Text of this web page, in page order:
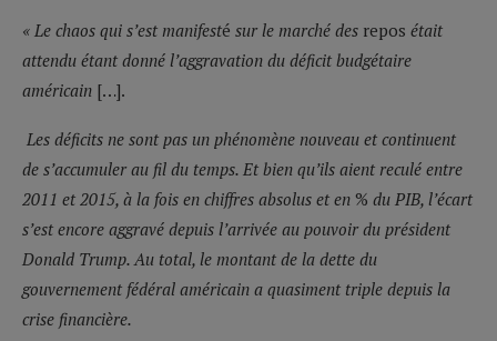
« Le chaos qui s’est manifesté sur le marché des repos était
attendu étant donné l’aggravation du déficit budgétaire
américain […].
Les déficits ne sont pas un phénomène nouveau et continuent
de s’accumuler au fil du temps. Et bien qu’ils aient reculé entre
2011 et 2015, à la fois en chiffres absolus et en % du PIB, l’écart
s’est encore aggravé depuis l’arrivée au pouvoir du président
Donald Trump. Au total, le montant de la dette du
gouvernement fédéral américain a quasiment triple depuis la
crise financière.